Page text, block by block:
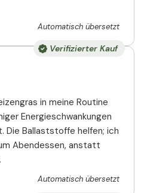
Automatisch übersetzt
Verifizierter Kauf
in meine Routine
Energieschwankungen
Die Ballaststoffe helfen; ich
Abendessen, anstatt
Automatisch übersetzt